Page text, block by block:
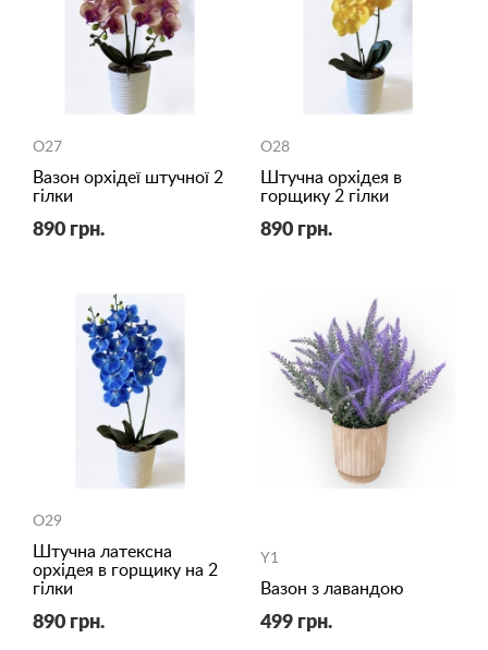
O27
Вазон орхідеї штучної 2
гілки
890 грн.
O28
Штучна орхідея в
горщику 2 гілки
890 грн.
O29
Штучна латексна
орхідея в горщику на 2
гілки
890 грн.
Y1
Вазон з лавандою
499 грн.